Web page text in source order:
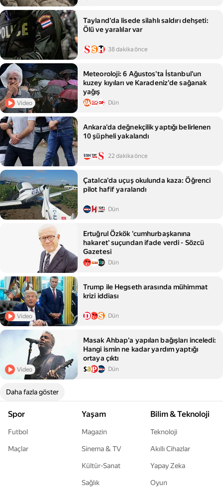
Tayland'da lisede silahlı saldırı dehşeti:
Ölü ve yaralılar var
38 dakika önce
Video
Meteoroloji: 6 Ağustos'ta İstanbul'un
kuzey kıyıları ve Karadeniz'de sağanak
yağış
Dün
Ankara'da değnekçilik yaptığı belirlenen
10 şüpheli yakalandı
22 dakika önce
Çatalca'da uçuş okulunda kaza: Öğrenci
pilot hafif yaralandı
Dün
Ertuğrul Özkök 'cumhurbaşkanına
hakaret' suçundan ifade verdi - Sözcü
Gazetesi
Dün
Video
Trump ile Hegseth arasında mühimmat
krizi iddiası
Dün
Video
Masak Ahbap'a yapılan bağışları inceledi:
Hangi ismin ne kadar yardım yaptığı
ortaya çıktı
Dün
Daha fazla göster
Spor
Futbol
Maçlar
Yaşam
Magazin
Sinema & TV
Kültür-Sanat
Sağlık
Bilim & Teknoloji
Teknoloji
Akıllı Cihazlar
Yapay Zeka
Oyun